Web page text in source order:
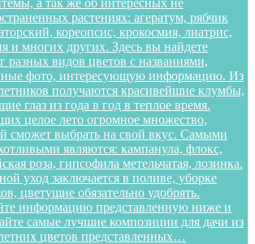
а так же об интересных не
растениях: агератум, рябчик
кореопсис, крокосмия, лиатрис,
и многих других. Здесь вы найдете
разных видов цветов с названиями,
фото, интересующую информацию. Из
получаются красивейшие клумбы,
глаз из года в год в теплое время.
целое лето огромное множество,
сможет выбрать на свой вкус. Самыми
являются: кампанула, флокс,
роза, гипсофила метельчатая, лозинка.
уход заключается в поливе, уборке
цветущие обязательно удобрять.
информацию представленную ниже и
самые лучшие композиции для дачи из
цветов представленных…